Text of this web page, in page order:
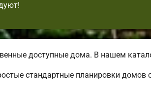
доступные дома. В нашем
стандартные планировки домов